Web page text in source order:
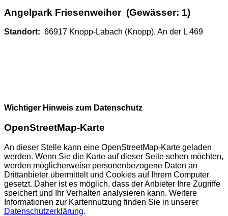
Angelpark Friesenweiher (Gewässer: 1)
Standort: 66917 Knopp-Labach (Knopp), An der L 469
Wichtiger Hinweis zum Datenschutz
OpenStreetMap-Karte
An dieser Stelle kann eine OpenStreetMap-Karte geladen
werden. Wenn Sie die Karte auf dieser Seite sehen möchten,
werden möglicherweise personenbezogene Daten an
Drittanbieter übermittelt und Cookies auf Ihrem Computer
gesetzt. Daher ist es möglich, dass der Anbieter Ihre Zugriffe
speichert und Ihr Verhalten analysieren kann. Weitere
Informationen zur Kartennutzung finden Sie in unserer
Datenschutzerklärung.